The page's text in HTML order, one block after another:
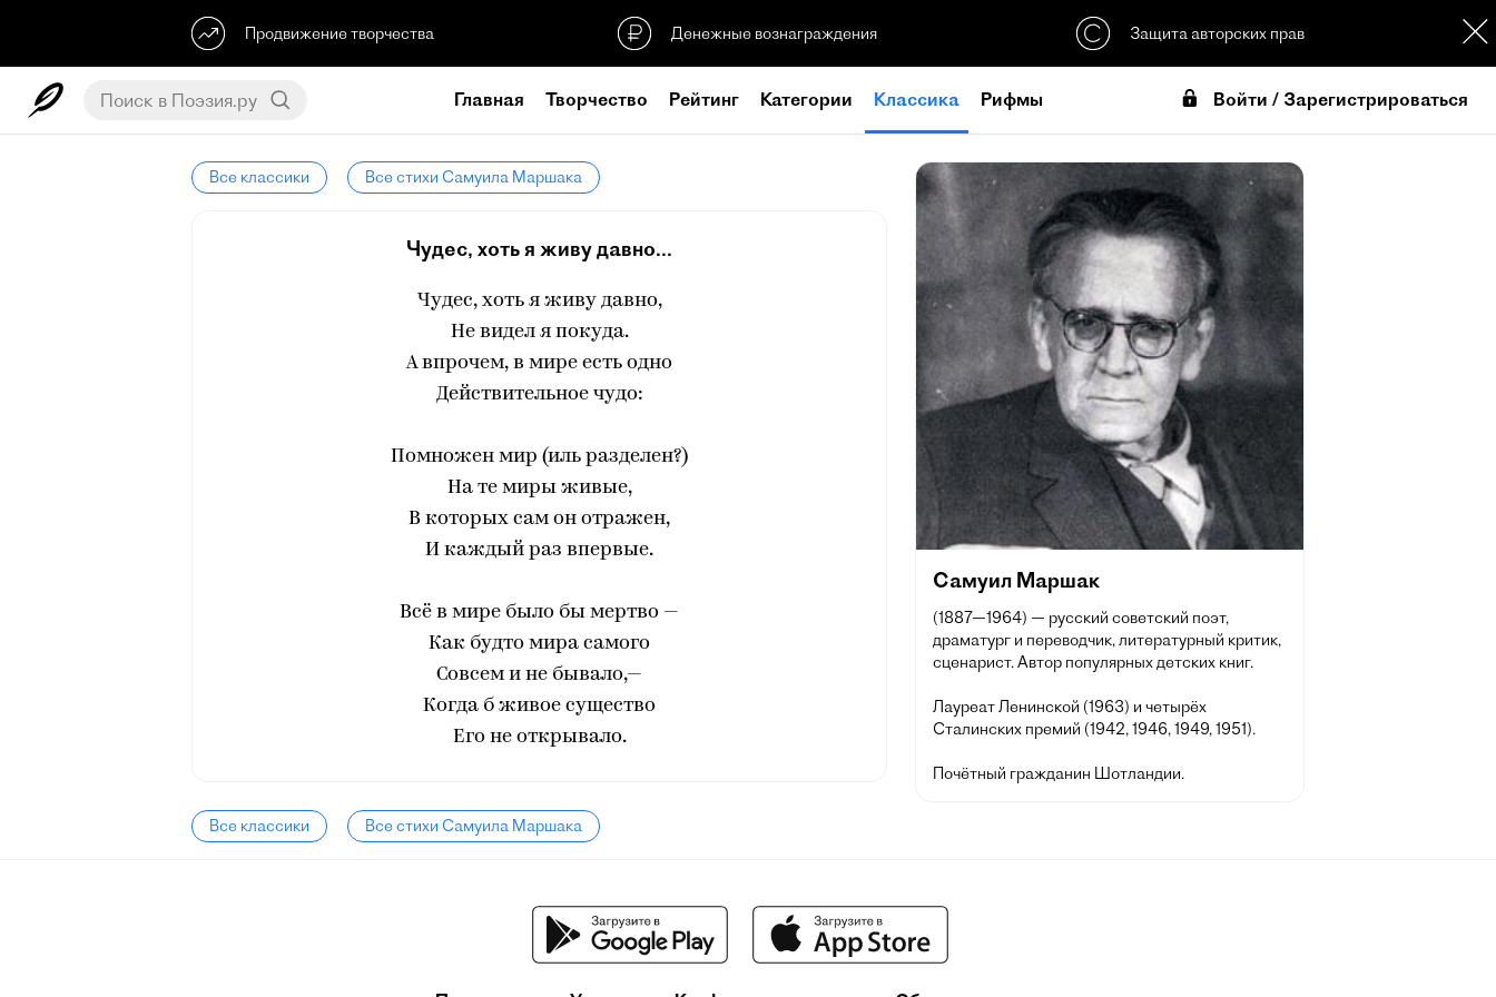
Продвижение творчества Денежные вознаграждения Защита авторских прав
Главная Творчество Рейтинг Категории Классика Рифмы Войти / Зарегистрироваться
Все классики Все стихи Самуила Маршака
Чудес, хоть я живу давно...
Чудес, хоть я живу давно,
Не видел я покуда.
А впрочем, в мире есть одно
Действительное чудо:
Помножен мир (иль разделен?)
На те миры живые,
В которых сам он отражен,
И каждый раз впервые.
Всё в мире было бы мертво —
Как будто мира самого
Совсем и не бывало,—
Когда б живое существо
Его не открывало.
Все классики Все стихи Самуила Маршака
Самуил Маршак
(1887—1964) — русский советский поэт,
драматург и переводчик, литературный критик,
сценарист. Автор популярных детских книг.
Лауреат Ленинской (1963) и четырёх
Сталинских премий (1942, 1946, 1949, 1951).
Почётный гражданин Шотландии.